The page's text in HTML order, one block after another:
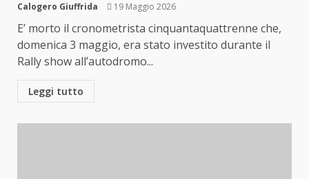
Calogero Giuffrida 19 Maggio 2026
E’ morto il cronometrista cinquantaquattrenne che,
domenica 3 maggio, era stato investito durante il
Rally show all’autodromo...
Leggi tutto